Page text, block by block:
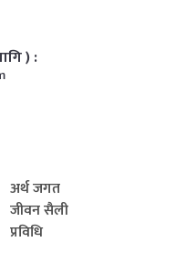
) :
अर्थ जगत
जीवन सैली
प्रविधि